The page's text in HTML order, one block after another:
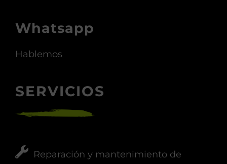
Whatsapp
Hablemos
SERVICIOS
Reparación y mantenimiento de